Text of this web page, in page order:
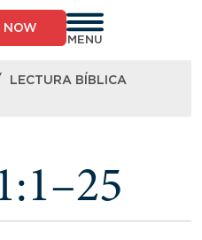
NOW
MENU
LECTURA BÍBLICA